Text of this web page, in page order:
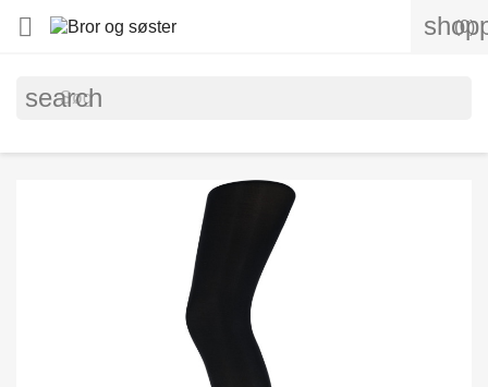
 (0)
search